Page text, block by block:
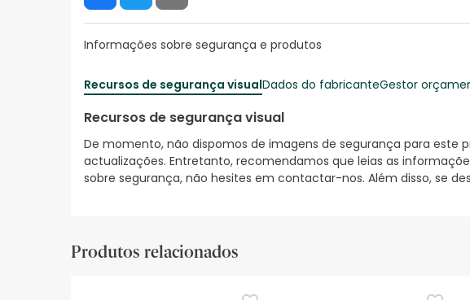
Informações sobre segurança e produtos
Recursos de segurança visualDados do fabricanteGestor
Recursos de segurança visual
De momento, não dispomos de imagens de segurança para este
actualizações. Entretanto, recomendamos que leias as
sobre segurança, não hesites em contactar-nos. Além disso, se
Produtos relacionados